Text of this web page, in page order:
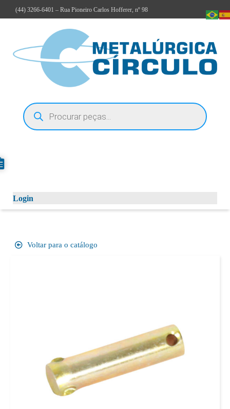
(44) 3266-6401 – Rua Pioneiro Carlos Hofferer, nº 98
Login
Voltar para o catálogo